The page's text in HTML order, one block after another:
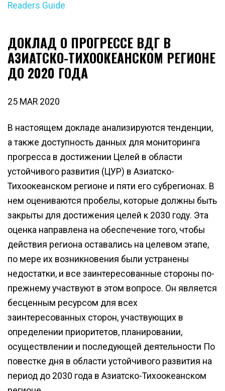
Readers Guide
ДОКЛАД О ПРОГРЕССЕ ВДГ В
АЗИАТСКО-ТИХООКЕАНСКОМ РЕГИОНЕ
ДО 2020 ГОДА
25 MAR 2020
В настоящем докладе анализируются тенденции,
а также доступность данных для мониторинга
прогресса в достижении Целей в области
устойчивого развития (ЦУР) в Азиатско-
Тихоокеанском регионе и пяти его субрегионах. В
нем оцениваются пробелы, которые должны быть
закрыты для достижения целей к 2030 году. Эта
оценка направлена на обеспечение того, чтобы
действия региона оставались на целевом этапе,
по мере их возникновения были устранены
недостатки, и все заинтересованные стороны по-
прежнему участвуют в этом вопросе. Он является
бесценным ресурсом для всех
заинтересованных сторон, участвующих в
определении приоритетов, планировании,
осуществлении и последующей деятельности По
повестке дня в области устойчивого развития на
период до 2030 года в Азиатско-Тихоокеанском